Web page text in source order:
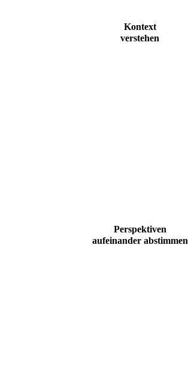
Kontext
verstehen
Perspektiven
aufeinander abstimmen